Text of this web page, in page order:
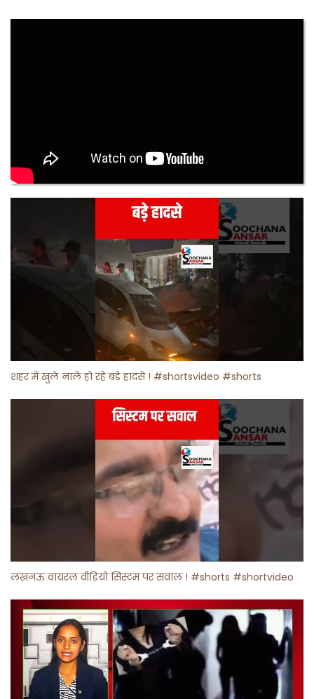
शहर में खुले नाले हो रहे बड़े हादसे ! #shortsvideo #shorts
लखनऊ वायरल वीडियो सिस्टम पर सवाल ! #shorts #shortvideo